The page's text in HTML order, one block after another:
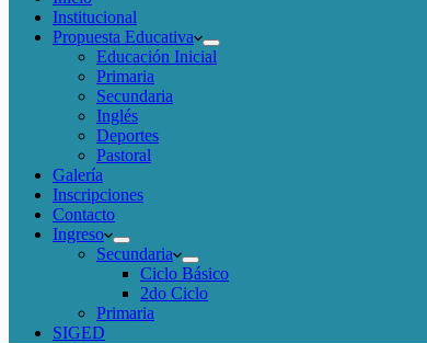
Institucional
Propuesta Educativa
Educación Inicial
Primaria
Secundaria
Inglés
Deportes
Pastoral
Galería
Inscripciones
Contacto
Ingreso
Secundaria
Ciclo Básico
2do Ciclo
Primaria
SIGED